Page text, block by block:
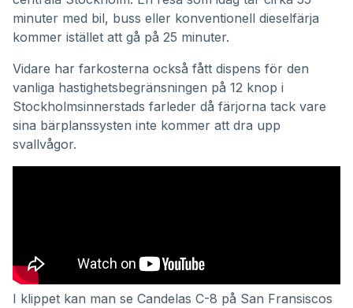
minuter med bil, buss eller konventionell dieselfärja
kommer istället att gå på 25 minuter.
Vidare har farkosterna också fått dispens för den
vanliga hastighetsbegränsningen på 12 knop i
Stockholmsinnerstads farleder då färjorna tack vare
sina bärplanssysten inte kommer att dra upp
svallvågor.
I klippet kan man se Candelas C-8 på San Fransiscos